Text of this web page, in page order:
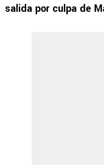
salida por culpa de